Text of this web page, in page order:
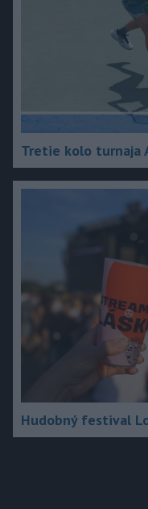
Tretie kolo turnaja
Hudobný festival